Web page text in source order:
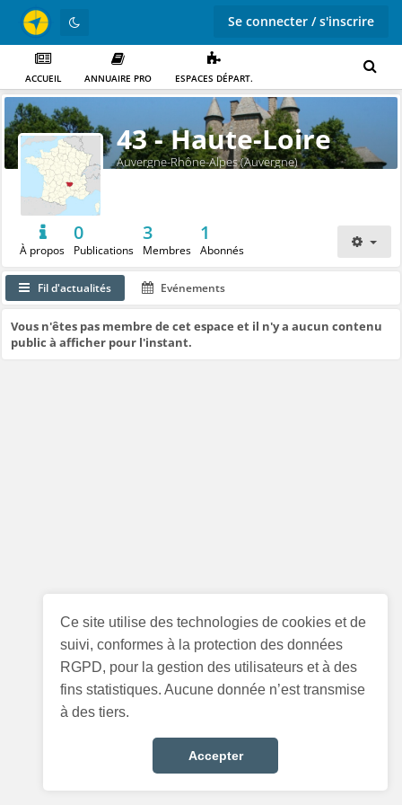
Ce site utilise des technologies de cookies et de
suivi, conformes à la protection des données
RGPD, pour la gestion des utilisateurs et à des
fins statistiques. Aucune donnée n’est transmise
à des tiers.
Accepter
Se connecter / s'inscrire
ACCUEIL ANNUAIRE PRO ESPACES DÉPART.
43 - Haute-Loire
Auvergne-Rhône-Alpes (Auvergne)
À propos
0
Publications
3
Membres
1
Abonnés
Fil d'actualités Evénements
Vous n'êtes pas membre de cet espace et il n'y a aucun contenu
public à afficher pour l'instant.